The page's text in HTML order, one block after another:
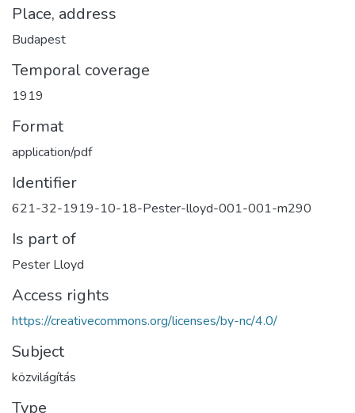
Place, address
Budapest
Temporal coverage
1919
Format
application/pdf
Identifier
621-32-1919-10-18-Pester-lloyd-001-001-m290
Is part of
Pester Lloyd
Access rights
https://creativecommons.org/licenses/by-nc/4.0/
Subject
közvilágítás
Type